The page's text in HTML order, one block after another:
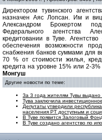
Директором тувинского
назначен Аяс Лопсан. Им и
Александром Брокертом
Федерального агентства
кредитовании в Туве.
обеспечения возможности
снабжения банков суммами для
70 % от стоимости жилья,
кредита на уровне 15% или 2-
Монгуш
Другие новости по теме:
За 3 года жителям Тувы выдано
Тува заключила
Депутаты утвердили
населения РТ доступным и
В Туве появится Залоговый
В Туве создано агентство по